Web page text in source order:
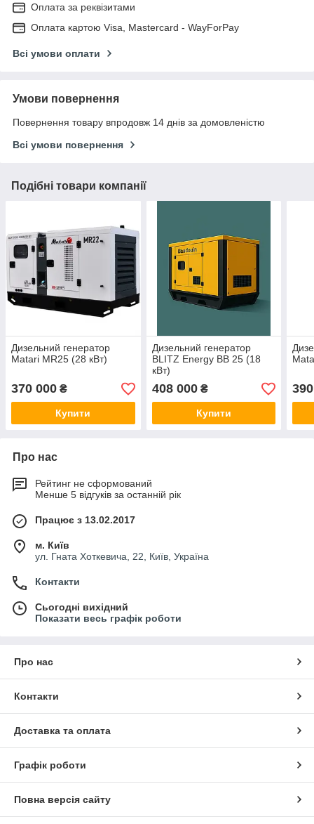
Оплата за реквізитами
Оплата картою Visa, Mastercard - WayForPay
Всі умови оплати
Умови повернення
Повернення товару впродовж 14 днів за домовленістю
Всі умови повернення
Подібні товари компанії
Дизельний генератор
Matari MR25 (28 кВт)
370 000 ₴
Купити
Дизельний генератор
BLITZ Energy BB 25 (18
кВт)
408 000₴
Купити
Про нас
Рейтинг не сформований
Менше 5 відгуків за останній рік
Працює з 13.02.2017
м. Київ
ул. Гната Хоткевича, 22, Київ, Україна
Контакти
Сьогодні вихідний
Показати весь графік роботи
Про нас
Контакти
Доставка та оплата
Графік роботи
Повна версія сайту